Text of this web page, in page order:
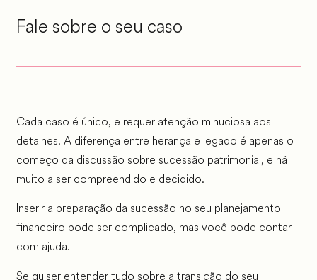
Fale sobre o seu caso
Cada caso é único, e requer atenção minuciosa aos
detalhes. A diferença entre herança e legado é apenas o
começo da discussão sobre sucessão patrimonial, e há
muito a ser compreendido e decidido.
Inserir a preparação da sucessão no seu planejamento
financeiro pode ser complicado, mas você pode contar
com ajuda.
Se quiser entender tudo sobre a transição do seu